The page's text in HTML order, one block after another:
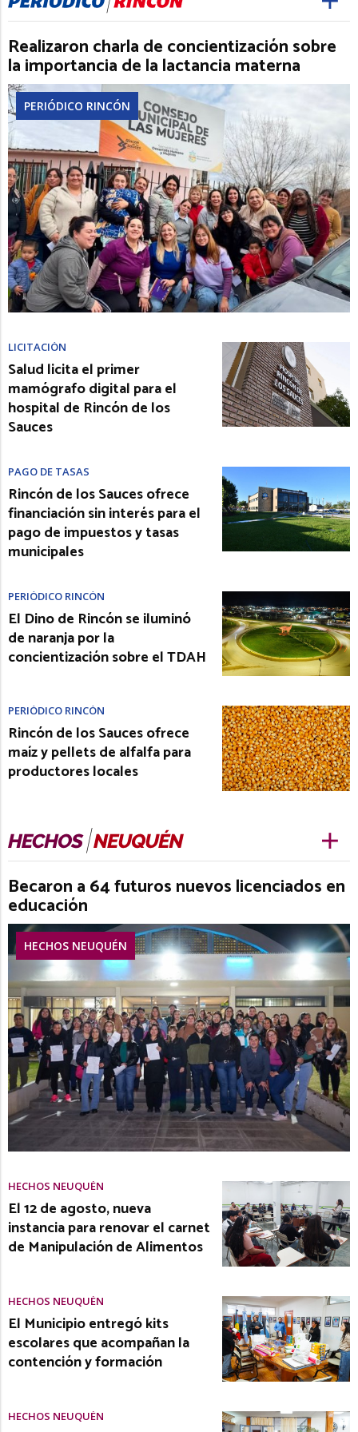
Realizaron charla de concientización sobre
la importancia de la lactancia materna
PERIÓDICO RINCÓN
LICITACIÓN
Salud licita el primer
mamógrafo digital para el
hospital de Rincón de los
Sauces
PAGO DE TASAS
Rincón de los Sauces ofrece
financiación sin interés para el
pago de impuestos y tasas
municipales
PERIÓDICO RINCÓN
El Dino de Rincón se iluminó
de naranja por la
concientización sobre el TDAH
PERIÓDICO RINCÓN
Rincón de los Sauces ofrece
maíz y pellets de alfalfa para
productores locales
Becaron a 64 futuros nuevos licenciados en
educación
HECHOS NEUQUÉN
HECHOS NEUQUÉN
El 12 de agosto, nueva
instancia para renovar el carnet
de Manipulación de Alimentos
HECHOS NEUQUÉN
El Municipio entregó kits
escolares que acompañan la
contención y formación
HECHOS NEUQUÉN